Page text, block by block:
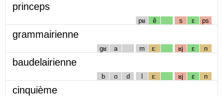
princeps
pʁ ẽ s ɛ ps
grammairienne
gʁ a m ɛː ʁj ɛ n
baudelairienne
b o d l ɛː ʁj ɛ n
cinquième